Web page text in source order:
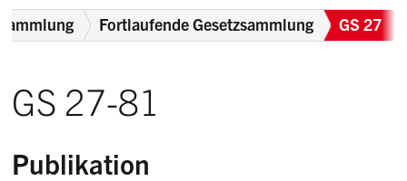
Breadcrumb
Fortlaufende Gesetzsammlung GS 27
GS 27-81
Publikation